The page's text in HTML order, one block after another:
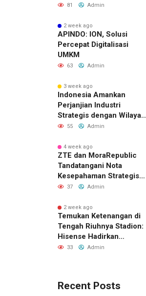
Belasan Kerja Sama
81 Admin
2 week ago
APINDO: ION, Solusi
Percepat Digitalisasi
UMKM
63 Admin
3 week ago
Indonesia Amankan
Perjanjian Industri
Strategis dengan Wilayah
Sverdlovsk, Rusia untuk
55 Admin
4 week ago
ZTE dan MoraRepublic
Tandatangani Nota
Kesepahaman Strategis
untuk Memperluas
Indonesia
37 Admin
2 week ago
Temukan Ketenangan di
Tengah Riuhnya Stadion:
Hisense Hadirkan
Pengalaman FIFA World
Kota Tuan Rumah
33 Admin
Recent Posts